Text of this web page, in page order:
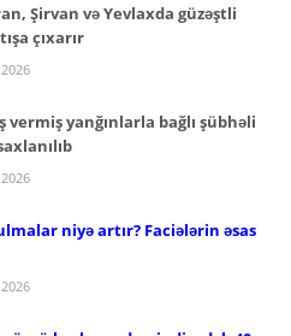
Şirvan və Yevlaxda güzəştli
çıxarır
vermiş yanğınlarla bağlı şübhəli
niyə artır? Faciələrin əsas